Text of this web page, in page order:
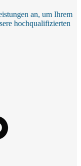
an, um Ihrem
hochqualifizierten